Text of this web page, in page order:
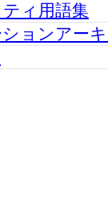
ィ用語集
ョンアー